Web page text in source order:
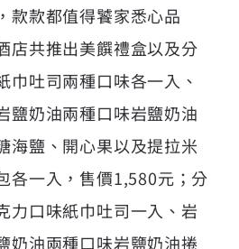
款款都值得饕家悉心品
店共推出美饌禮盒以及分
巾吐司兩種口味各一入、
鹽奶油兩種口味岩鹽奶油
海鹽、開心果以及提拉米
各一入，售價1,580元；分
力口味紙巾吐司一入、岩
奶油兩種口味岩鹽奶油捲